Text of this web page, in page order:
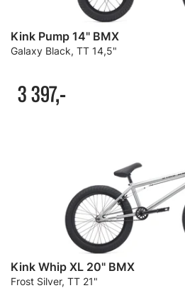
Kink Pump 14" BMX
Galaxy Black, TT 14,5"
3 397,-
Kink Whip XL 20" BMX
Frost Silver, TT 21"